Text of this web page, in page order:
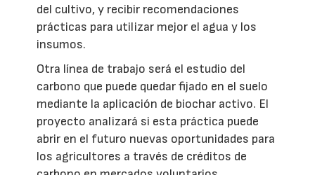
del cultivo, y recibir recomendaciones
prácticas para utilizar mejor el agua y los
insumos.
Otra línea de trabajo será el estudio del
carbono que puede quedar fijado en el suelo
mediante la aplicación de biochar activo. El
proyecto analizará si esta práctica puede
abrir en el futuro nuevas oportunidades para
los agricultores a través de créditos de